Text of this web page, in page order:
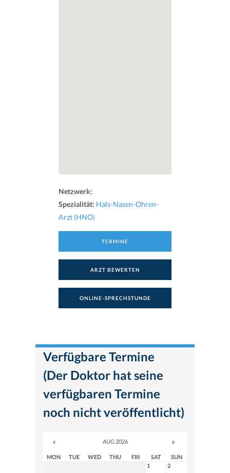
Netzwerk:
Spezialität: Hals-Nasen-Ohren-
Arzt (HNO)
TERMINE
ARZT BEWERTEN
ONLINE-SPRECHSTUNDE
Verfügbare Termine
(Der Doktor hat seine
verfügbaren Termine
noch nicht veröffentlicht)
AUG 2026
MON TUE WED THU FRI SAT
SUN
1
2